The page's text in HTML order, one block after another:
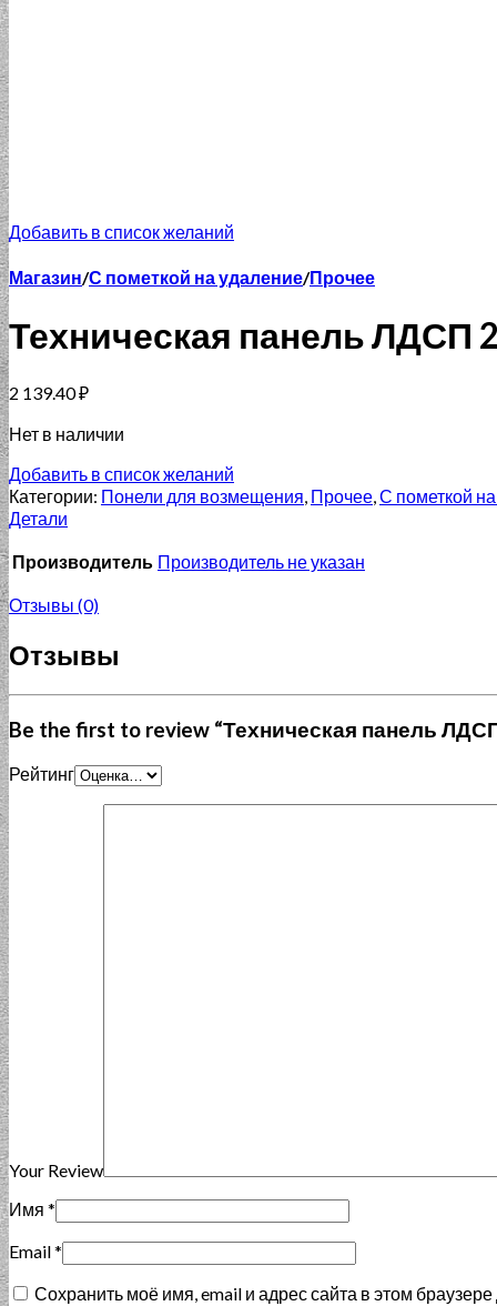
Добавить в список желаний
Магазин/С пометкой на удаление/Прочее
Техническая панель ЛДСП
2 139.40₽
Нет в наличии
Добавить в список желаний
Категории: Понели для возмещения, Прочее,С пометкой
Детали
Производитель Производитель не указан
Отзывы (0)
Отзывы
Be the first to review “Техническая панель
Рейтинг
Your Review
Имя *
Email*
Сохранить моё имя, email и адрес сайта в этом